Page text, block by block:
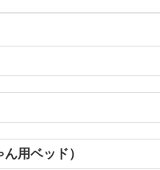
用ベッド）